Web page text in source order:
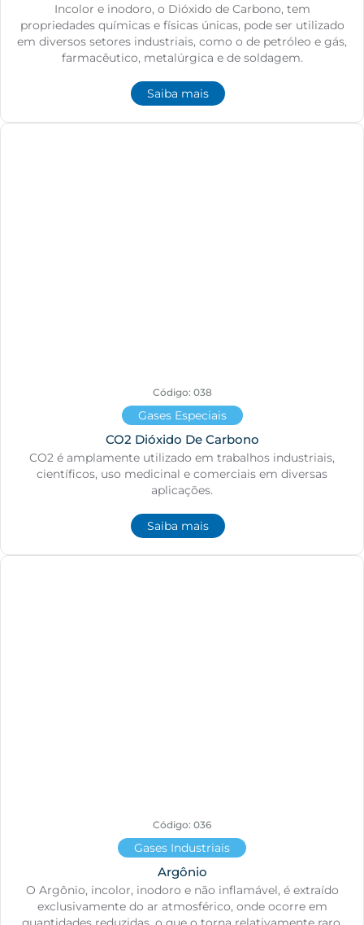
Incolor e inodoro, o Dióxido de Carbono, tem
propriedades químicas e físicas únicas, pode ser utilizado
em diversos setores industriais, como o de petróleo e gás,
farmacêutico, metalúrgica e de soldagem.
Saiba mais
Código: 038
Gases Especiais
CO2 Dióxido De Carbono
CO2 é amplamente utilizado em trabalhos industriais,
científicos, uso medicinal e comerciais em diversas
aplicações.
Saiba mais
Código: 036
Gases Industriais
Argônio
O Argônio, incolor, inodoro e não inflamável, é extraído
exclusivamente do ar atmosférico, onde ocorre em